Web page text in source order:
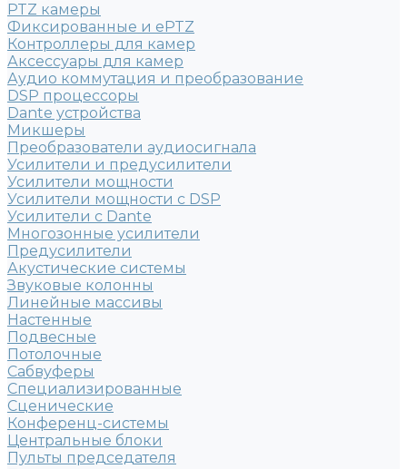
PTZ камеры
Фиксированные и ePTZ
Контроллеры для камер
Аксессуары для камер
Аудио коммутация и преобразование
DSP процессоры
Dante устройства
Микшеры
Преобразователи аудиосигнала
Усилители и предусилители
Усилители мощности
Усилители мощности с DSP
Усилители с Dante
Многозонные усилители
Предусилители
Акустические системы
Звуковые колонны
Линейные массивы
Настенные
Подвесные
Потолочные
Сабвуферы
Специализированные
Сценические
Конференц-системы
Центральные блоки
Пульты председателя